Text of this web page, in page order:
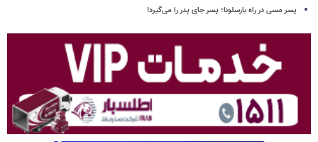
پسر مسی در راه بارسلونا؛ پسر جای پدر را می‌گیرد!